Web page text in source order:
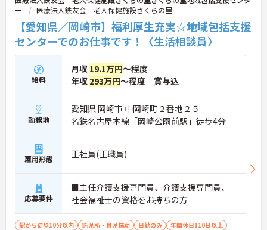
ー
医療法人鉄友会 老人保健施設さくらの里
【愛知県／岡崎市】福利厚生充実☆地域包括支援
センターでのお仕事です！〈生活相談員〉
給料
月収 19.1万円～程度
年収 293万円～程度 賞与込
勤務地
愛知県 岡崎市 中岡崎町２番地２５
名鉄名古屋本線「岡崎公園前駅」徒歩4分
雇用形態 正社員(正職員)
応募要件
■主任介護支援専門員、介護支援専門員、
社会福祉士の資格をお持ちの方
駅から徒歩10分以内 託児所・育児補助 日勤のみ
年間休日110日以上